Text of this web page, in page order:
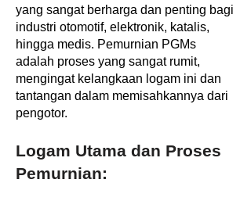
yang sangat berharga dan penting bagi
industri otomotif, elektronik, katalis,
hingga medis. Pemurnian PGMs
adalah proses yang sangat rumit,
mengingat kelangkaan logam ini dan
tantangan dalam memisahkannya dari
pengotor.
Logam Utama dan Proses
Pemurnian: